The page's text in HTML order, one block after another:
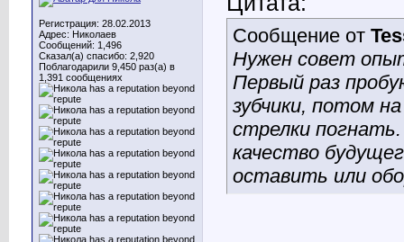
Регистрация: 28.02.2013
Адрес: Николаев
Сообщений: 1,496
Сказал(а) спасибо: 2,920
Поблагодарили 9,450 раз(а) в
1,391 сообщениях
Сообщение от
Нужен совет
Первый раз
зубчики, потом
стрелки
качество
оставить или